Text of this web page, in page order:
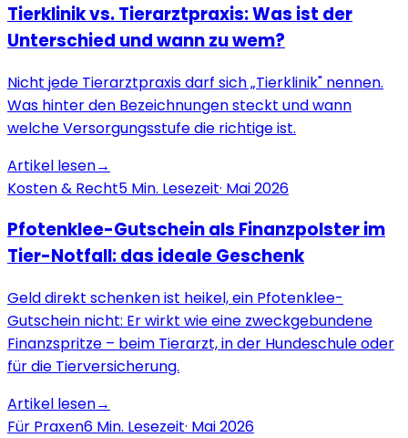
Tierklinik vs. Tierarztpraxis: Was ist der
Unterschied und wann zu wem?
Nicht jede Tierarztpraxis darf sich „Tierklinik" nennen.
Was hinter den Bezeichnungen steckt und wann
welche Versorgungsstufe die richtige ist.
Artikel lesen→
Kosten & Recht5 Min. Lesezeit· Mai 2026
Pfotenklee-Gutschein als Finanzpolster im
Tier-Notfall: das ideale Geschenk
Geld direkt schenken ist heikel, ein Pfotenklee-
Gutschein nicht: Er wirkt wie eine zweckgebundene
Finanzspritze – beim Tierarzt, in der Hundeschule oder
für die Tierversicherung.
Artikel lesen→
Für Praxen6 Min. Lesezeit· Mai 2026